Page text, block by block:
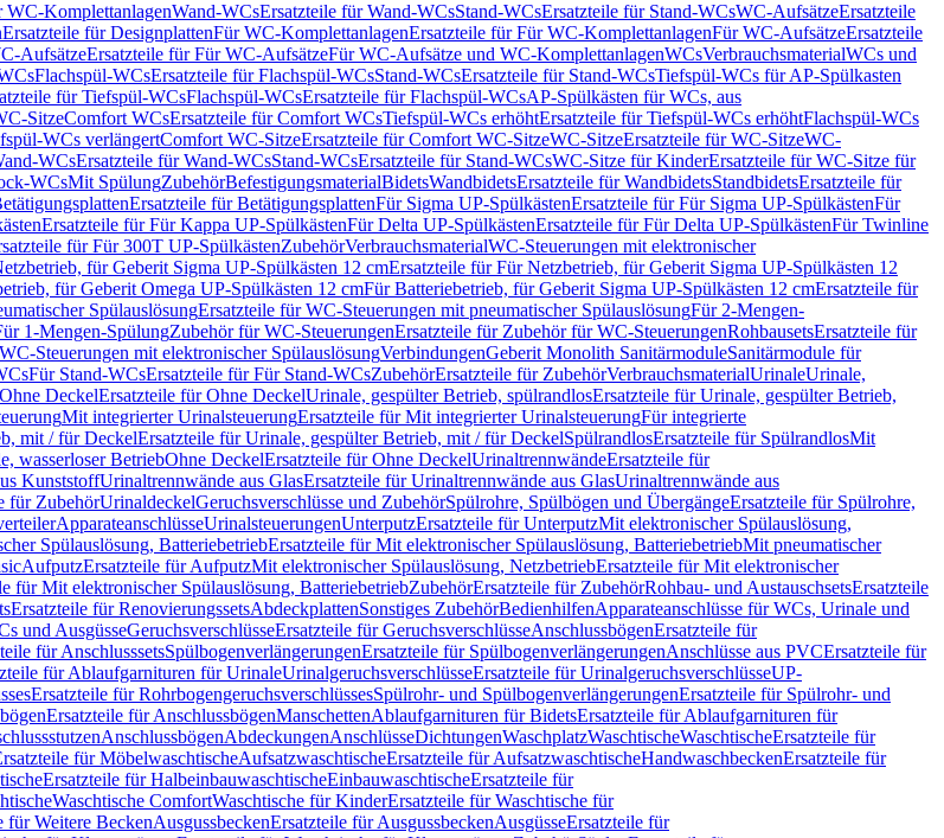
WC-KomplettanlagenWand-WCsErsatzteile für Wand-WCsStand-WCsErsatzteile für Stand-WCsWC-AufsätzeErsatzteile
Ersatzteile für DesignplattenFür WC-KomplettanlagenErsatzteile für Für WC-KomplettanlagenFür WC-AufsätzeErsatzteile
AufsätzeErsatzteile für Für WC-AufsätzeFür WC-Aufsätze und WC-KomplettanlagenWCsVerbrauchsmaterialWCs und
Flachspül-WCsErsatzteile für Flachspül-WCsStand-WCsErsatzteile für Stand-WCsTiefspül-WCs für AP-Spülkasten
für Tiefspül-WCsFlachspül-WCsErsatzteile für Flachspül-WCsAP-Spülkästen für WCs, aus
SitzeComfort WCsErsatzteile für Comfort WCsTiefspül-WCs erhöhtErsatzteile für Tiefspül-WCs erhöhtFlachspül-WCs
WCs verlängertComfort WC-SitzeErsatzteile für Comfort WC-SitzeWC-SitzeErsatzteile für WC-SitzeWC-
WCsErsatzteile für Wand-WCsStand-WCsErsatzteile für Stand-WCsWC-Sitze für KinderErsatzteile für WC-Sitze für
WCsMit SpülungZubehörBefestigungsmaterialBidetsWandbidetsErsatzteile für WandbidetsStandbidetsErsatzteile für
Ersatzteile für BetätigungsplattenFür Sigma UP-SpülkästenErsatzteile für Für Sigma UP-SpülkästenFür
Ersatzteile für Für Kappa UP-SpülkästenFür Delta UP-SpülkästenErsatzteile für Für Delta UP-SpülkästenFür Twinline
für Für 300T UP-SpülkästenZubehörVerbrauchsmaterialWC-Steuerungen mit elektronischer
für Geberit Sigma UP-Spülkästen 12 cmErsatzteile für Für Netzbetrieb, für Geberit Sigma UP-Spülkästen 12
für Geberit Omega UP-Spülkästen 12 cmFür Batteriebetrieb, für Geberit Sigma UP-Spülkästen 12 cmErsatzteile für
SpülauslösungErsatzteile für WC-Steuerungen mit pneumatischer SpülauslösungFür 2-Mengen-
1-Mengen-SpülungZubehör für WC-SteuerungenErsatzteile für Zubehör für WC-SteuerungenRohbausetsErsatzteile für
Steuerungen mit elektronischer SpülauslösungVerbindungenGeberit Monolith SanitärmoduleSanitärmodule für
Für Stand-WCsErsatzteile für Für Stand-WCsZubehörErsatzteile für ZubehörVerbrauchsmaterialUrinaleUrinale,
Ohne DeckelErsatzteile für Ohne DeckelUrinale, gespülter Betrieb, spülrandlosErsatzteile für Urinale, gespülter Betrieb,
Mit integrierter UrinalsteuerungErsatzteile für Mit integrierter UrinalsteuerungFür integrierte
mit / für DeckelErsatzteile für Urinale, gespülter Betrieb, mit / für DeckelSpülrandlosErsatzteile für SpülrandlosMit
wasserloser BetriebOhne DeckelErsatzteile für Ohne DeckelUrinaltrennwändeErsatzteile für
KunststoffUrinaltrennwände aus GlasErsatzteile für Urinaltrennwände aus GlasUrinaltrennwände aus
für ZubehörUrinaldeckelGeruchsverschlüsse und ZubehörSpülrohre, Spülbögen und ÜbergängeErsatzteile für Spülrohre,
ApparateanschlüsseUrinalsteuerungenUnterputzErsatzteile für UnterputzMit elektronischer Spülauslösung,
Spülauslösung, BatteriebetriebErsatzteile für Mit elektronischer Spülauslösung, BatteriebetriebMit pneumatischer
AufputzErsatzteile für AufputzMit elektronischer Spülauslösung, NetzbetriebErsatzteile für Mit elektronischer
für Mit elektronischer Spülauslösung, BatteriebetriebZubehörErsatzteile für ZubehörRohbau- und AustauschsetsErsatzteile
Ersatzteile für RenovierungssetsAbdeckplattenSonstiges ZubehörBedienhilfenApparateanschlüsse für WCs, Urinale und
und AusgüsseGeruchsverschlüsseErsatzteile für GeruchsverschlüsseAnschlussbögenErsatzteile für
für AnschlusssetsSpülbogenverlängerungenErsatzteile für SpülbogenverlängerungenAnschlüsse aus PVCErsatzteile für
für Ablaufgarnituren für UrinaleUrinalgeruchsverschlüsseErsatzteile für UrinalgeruchsverschlüsseUP-
Ersatzteile für RohrbogengeruchsverschlüssesSpülrohr- und SpülbogenverlängerungenErsatzteile für Spülrohr- und
Ersatzteile für AnschlussbögenManschettenAblaufgarnituren für BidetsErsatzteile für Ablaufgarnituren für
AnschlussbögenAbdeckungenAnschlüsseDichtungenWaschplatzWaschtischeWaschtischeErsatzteile für
für MöbelwaschtischeAufsatzwaschtischeErsatzteile für AufsatzwaschtischeHandwaschbeckenErsatzteile für
Ersatzteile für HalbeinbauwaschtischeEinbauwaschtischeErsatzteile für
Waschtische ComfortWaschtische für KinderErsatzteile für Waschtische für
für Weitere BeckenAusgussbeckenErsatzteile für AusgussbeckenAusgüsseErsatzteile für